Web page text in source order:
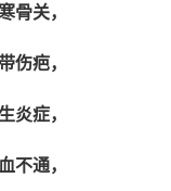
骨关，
伤疤，
炎症，
不通，